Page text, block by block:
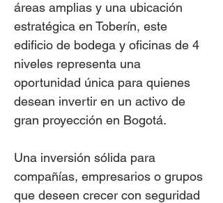
áreas amplias y una ubicación
estratégica en Toberín, este
edificio de bodega y oficinas de 4
niveles representa una
oportunidad única para quienes
desean invertir en un activo de
gran proyección en Bogotá.
Una inversión sólida para
compañías, empresarios o grupos
que deseen crecer con seguridad